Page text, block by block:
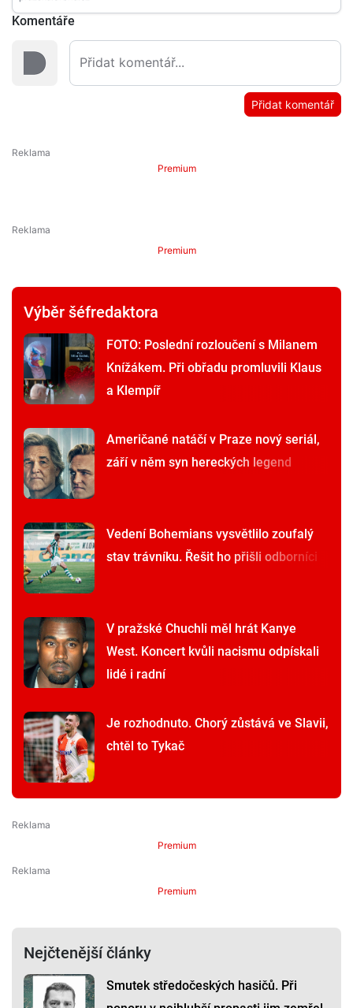
Komentáře
Přidat komentář
Premium
Premium
Výběr šéfredaktora
FOTO: Poslední rozloučení s Milanem
Knížákem. Při obřadu promluvili Klaus
a Klempíř
Američané natáčí v Praze nový seriál,
září v něm syn hereckých legend
Vedení Bohemians vysvětlilo zoufalý
stav trávníku. Řešit ho přišli odborníci
V pražské Chuchli měl hrát Kanye
West. Koncert kvůli nacismu odpískali
lidé i radní
Je rozhodnuto. Chorý zůstává ve Slavii,
chtěl to Tykač
Premium
Premium
Nejčtenější články
Smutek středočeských hasičů. Při